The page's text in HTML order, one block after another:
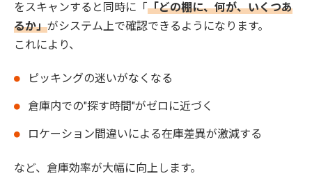
をスキャンすると同時に「「どの棚に、何が、いくつあ
るか」がシステム上で確認できるようになります。
これにより、
ピッキングの迷いがなくなる
倉庫内での"探す時間"がゼロに近づく
ロケーション間違いによる在庫差異が激減する
など、倉庫効率が大幅に向上します。